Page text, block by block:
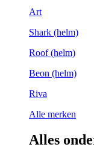
Art
Shark (helm)
Roof (helm)
Beon (helm)
Riva
Alle merken
Alles